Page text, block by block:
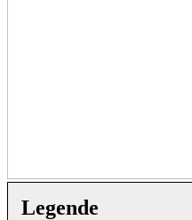
Legende